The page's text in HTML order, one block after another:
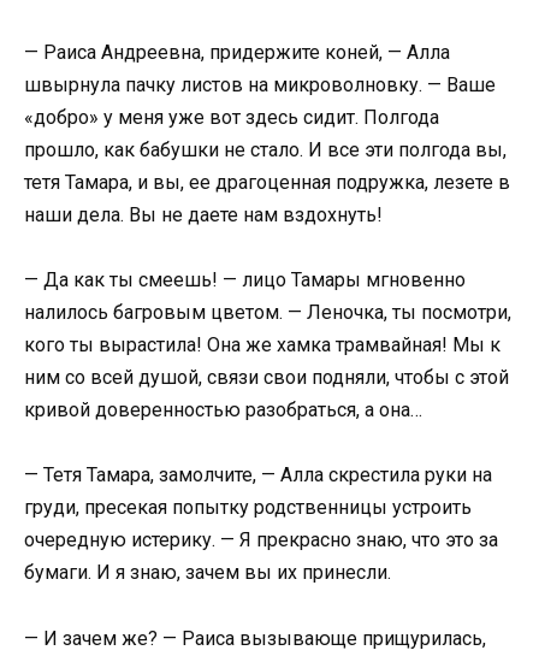
— Раиса Андреевна, придержите коней, — Алла
швырнула пачку листов на микроволновку. — Ваше
«добро» у меня уже вот здесь сидит. Полгода
прошло, как бабушки не стало. И все эти полгода вы,
тетя Тамара, и вы, ее драгоценная подружка, лезете в
наши дела. Вы не даете нам вздохнуть!
— Да как ты смеешь! — лицо Тамары мгновенно
налилось багровым цветом. — Леночка, ты посмотри,
кого ты вырастила! Она же хамка трамвайная! Мы к
ним со всей душой, связи свои подняли, чтобы с этой
кривой доверенностью разобраться, а она…
— Тетя Тамара, замолчите, — Алла скрестила руки на
груди, пресекая попытку родственницы устроить
очередную истерику. — Я прекрасно знаю, что это за
бумаги. И я знаю, зачем вы их принесли.
— И зачем же? — Раиса вызывающе прищурилась,